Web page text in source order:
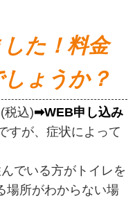
た！料金
ょうか？
税込)➡WEB申し込み
すが、症状によって
でいる方がトイレを
場所がわからない場